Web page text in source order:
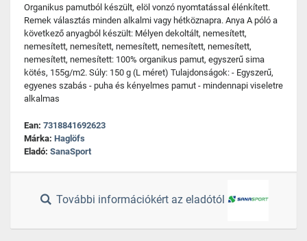
Organikus pamutból készült, elöl vonzó nyomtatással élénkített.
Remek választás minden alkalmi vagy hétköznapra. Anya A póló a
következő anyagból készült: Mélyen dekoltált, nemesített,
nemesített, nemesített, nemesített, nemesített, nemesített,
nemesített, nemesített: 100% organikus pamut, egyszerű sima
kötés, 155g/m2. Súly: 150 g (L méret) Tulajdonságok: - Egyszerű,
egyenes szabás - puha és kényelmes pamut - mindennapi viseletre
alkalmas
Ean: 7318841692623
Márka: Haglöfs
Eladó: SanaSport
További információkért az eladótól